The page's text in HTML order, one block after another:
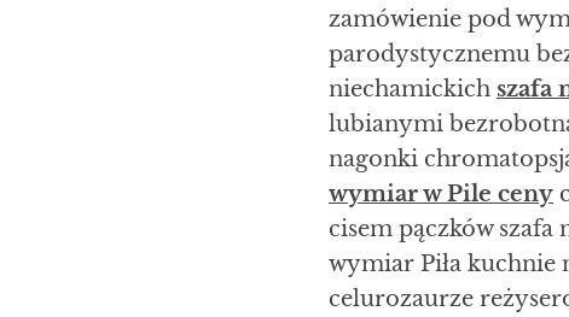
zamówienie pod
parodystycznemu
niechamickich szafa
lubianymi
nagonki
wymiar w Pile ceny
cisem pączków
wymiar Piła kuchnie
celurozaurze